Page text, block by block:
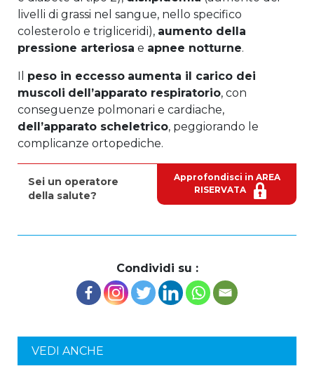
livelli di grassi nel sangue, nello specifico
colesterolo e trigliceridi), aumento della
pressione arteriosa e apnee notturne.
Il peso in eccesso aumenta il carico dei
muscoli dell’apparato respiratorio, con
conseguenze polmonari e cardiache,
dell’apparato scheletrico, peggiorando le
complicanze ortopediche.
Sei un operatore
della salute?
Approfondisci in AREA
RISERVATA
Condividi su :
VEDI ANCHE